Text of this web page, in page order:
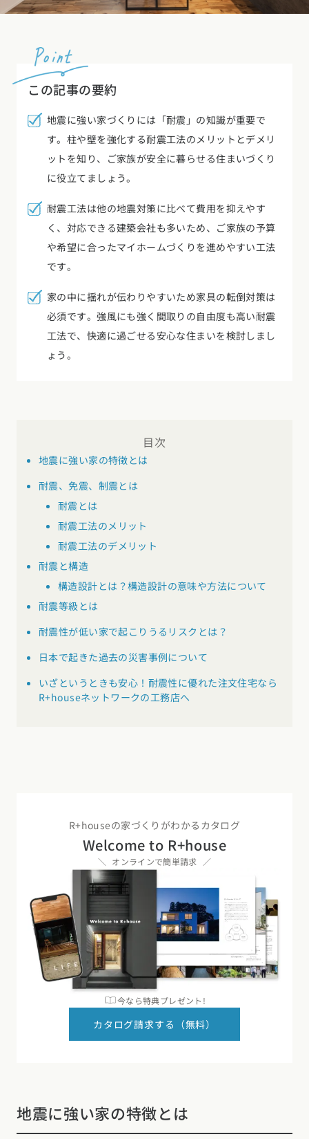
大阪府兵庫県
中国エリア
広島県岡山県鳥取県島根県 山口県
四国エリア
香川県徳島県愛媛県
九州・沖縄エリア
福岡県佐賀県長崎県熊本県 大分県宮崎県鹿児島県
設計した建築家の想い
R+houseの間取り
周辺環境
間取りのヒント
施工事例
スタイルのヒント
ニュースレター
デザインコンテスト
東京都神奈川県
甲信越・北陸エリア
東海エリア
関西エリア
大阪府兵庫県京都府滋賀県奈良県和歌山県
中国エリア
広島県岡山県鳥取県島根県山口県
四国エリア
香川県徳島県
この記事の要約
地震に強い家づくりには「耐震」の知識が重要で
す。柱や壁を強化する耐震工法のメリットとデメリ
ットを知り、ご家族が安全に暮らせる住まいづくり
に役立てましょう。
耐震工法は他の地震対策に比べて費用を抑えやす
く、対応できる建築会社も多いため、ご家族の予算
や希望に合ったマイホームづくりを進めやすい工法
です。
家の中に揺れが伝わりやすいため家具の転倒対策は
必須です。強風にも強く間取りの自由度も高い耐震
工法で、快適に過ごせる安心な住まいを検討しまし
ょう。
目次
地震に強い家の特徴とは
耐震、免震、制震とは
耐震とは
耐震工法のメリット
耐震工法のデメリット
耐震と構造
構造設計とは？構造設計の意味や方法について
耐震等級とは
耐震性が低い家で起こりうるリスクとは？
日本で起きた過去の災害事例について
いざというときも安心！耐震性に優れた注文住宅なら
R+houseネットワークの工務店へ
R+houseの家づくりがわかるカタログ
Welcome to R+house
オンラインで簡単請求
今なら特典プレゼント!
カタログ請求する（無料）
地震に強い家の特徴とは